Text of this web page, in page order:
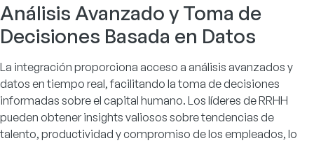
Análisis Avanzado y Toma de
Decisiones Basada en Datos
La integración proporciona acceso a análisis avanzados y
datos en tiempo real, facilitando la toma de decisiones
informadas sobre el capital humano. Los líderes de RRHH
pueden obtener insights valiosos sobre tendencias de
talento, productividad y compromiso de los empleados, lo